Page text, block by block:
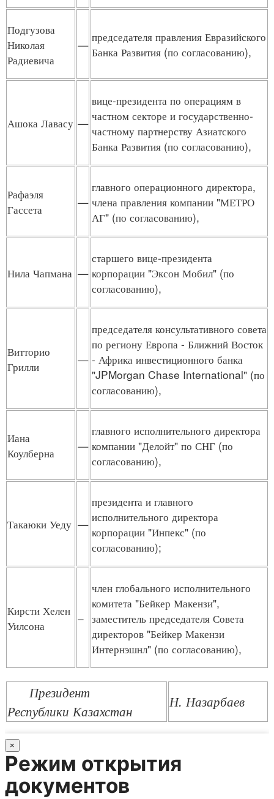
Подгузова
Николая
Радиевича
—
председателя правления Евразийского
Банка Развития (по согласованию),
Ашока Лавасу —
вице-президента по операциям в
частном секторе и государственно-
частному партнерству Азиатского
Банка Развития (по согласованию),
Рафаэля
Гассета
—
главного операционного директора,
члена правления компании "МЕТРО
АГ" (по согласованию),
Нила Чапмана —
старшего вице-президента
корпорации "Эксон Мобил" (по
согласованию),
Витторио
Грилли
—
председателя консультативного совета
по региону Европа - Ближний Восток
- Африка инвестиционного банка
"JPMorgan Chase International" (по
согласованию),
Иана
Коулберна
—
главного исполнительного директора
компании "Делойт" по СНГ (по
согласованию),
Такаюки Уеду —
президента и главного
исполнительного директора
корпорации "Инпекс" (по
согласованию);
Кирсти Хелен
Уилсона
–
член глобального исполнительного
комитета "Бейкер Макензи",
заместитель председателя Совета
директоров "Бейкер Макензи
Интернэшнл" (по согласованию),
Президент
Республики Казахстан
Н. Назарбаев
×
Режим открытия
документов